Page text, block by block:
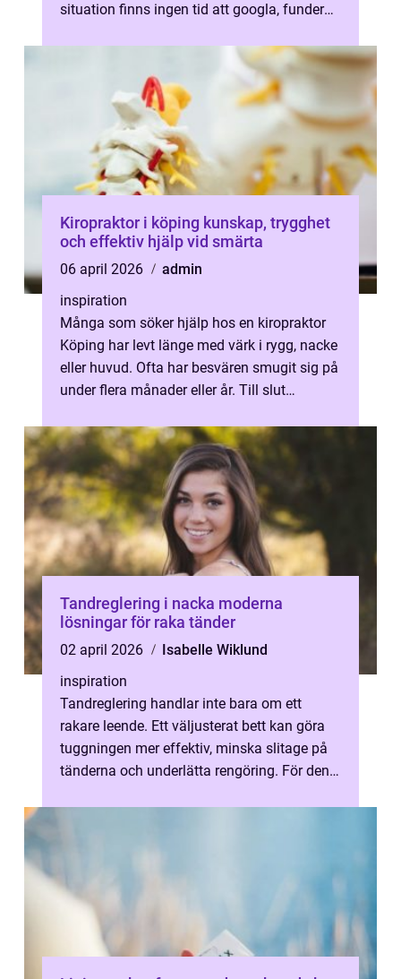
situation finns ingen tid att googla, fundera
Kiropraktor i köping kunskap, trygghet
och effektiv hjälp vid smärta
06 april 2026
admin
inspiration
Många som söker hjälp hos en kiropraktor
Köping har levt länge med värk i rygg, nacke
eller huvud. Ofta har besvären smugit sig på
under flera månader eller år. Till slut
Tandreglering i nacka moderna
lösningar för raka tänder
02 april 2026
Isabelle Wiklund
inspiration
Tandreglering handlar inte bara om ett
rakare leende. Ett väljusterat bett kan göra
tuggningen mer effektiv, minska slitage på
tänderna och underlätta rengöring. För den